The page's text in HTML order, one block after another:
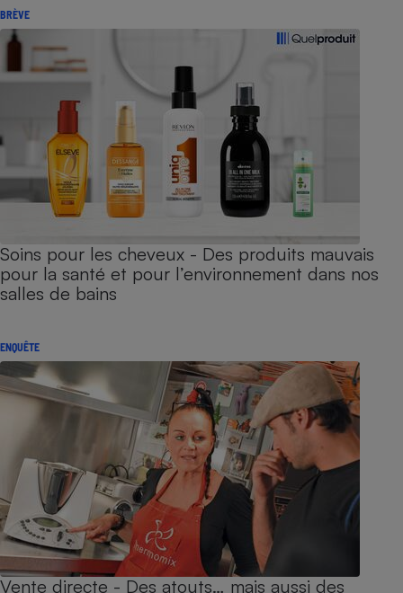
BRÈVE
Soins pour les cheveux - Des produits mauvais
pour la santé et pour l’environnement dans nos
salles de bains
ENQUÊTE
Vente directe - Des atouts… mais aussi des